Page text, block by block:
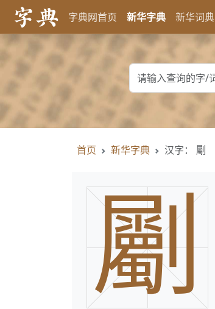
字典网首页 新华字典 新华词典
首页 新华字典 汉字： 劚
劚